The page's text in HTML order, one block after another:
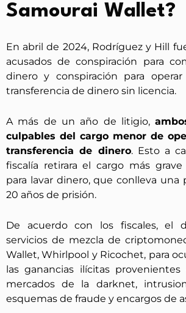
Samourai Wallet?
En abril de 2024, Rodríguez y Hill
acusados ​​de conspiración para
dinero y conspiración para
transferencia de dinero sin licencia.
A más de un año de litigio,
culpables del cargo menor de
transferencia de dinero. Esto a
fiscalía retirara el cargo más
para lavar dinero, que conlleva una
20 años de prisión.
De acuerdo con los fiscales, el
servicios de mezcla de
Wallet, Whirlpool y Ricochet, para
las ganancias ilícitas provenientes
mercados de la darknet,
esquemas de fraude y encargos de